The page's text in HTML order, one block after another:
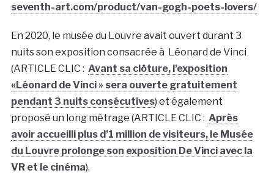
seventh-art.com/product/van-gogh-poets-lovers/
En 2020, le musée du Louvre avait ouvert durant 3
nuits son exposition consacrée à Léonard de Vinci
(ARTICLE CLIC : Avant sa clôture, l’exposition
«Léonard de Vinci » sera ouverte gratuitement
pendant 3 nuits consécutives) et également
proposé un long métrage (ARTICLE CLIC : Après
avoir accueilli plus d’1 million de visiteurs, le Musée
du Louvre prolonge son exposition De Vinci avec la
VR et le cinéma).